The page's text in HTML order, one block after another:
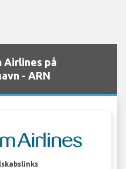
Airlines på
- ARN